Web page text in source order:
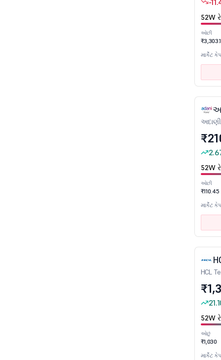
-
52W
ઓછી
માર્કેટ કેપ
52W
ઓછી
₹110.45
માર્કેટ કેપ
HCL
52W
ઓછું
₹1,030
માર્કેટ કેપ